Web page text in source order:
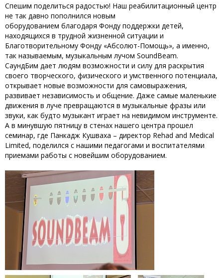
Спешим поделиться радостью! Наш реабилитационный центр
не так давно пополнился новым
оборудованием благодаря Фонду поддержки детей,
находящихся в трудной жизненной ситуации и
Благотворительному Фонду «Абсолют-Помощь», а именно,
так называемым, музыкальным лучом SoundBeam.
СаундБим дает людям возможности и силу для раскрытия
своего творческого, физического и умственного потенциала,
открывает новые возможности для самовыражения,
развивает независимость и общение. Даже самые маленькие
движения в луче превращаются в музыкальные фразы или
звуки, как будто музыкант играет на невидимом инструменте.
А в минувшую пятницу в стенах нашего центра прошел
семинар, где Панкадж Кушваха – директор Rehad and Medical
Limited, поделился с нашими педагогами и воспитателями
приемами работы с новейшим оборудованием.